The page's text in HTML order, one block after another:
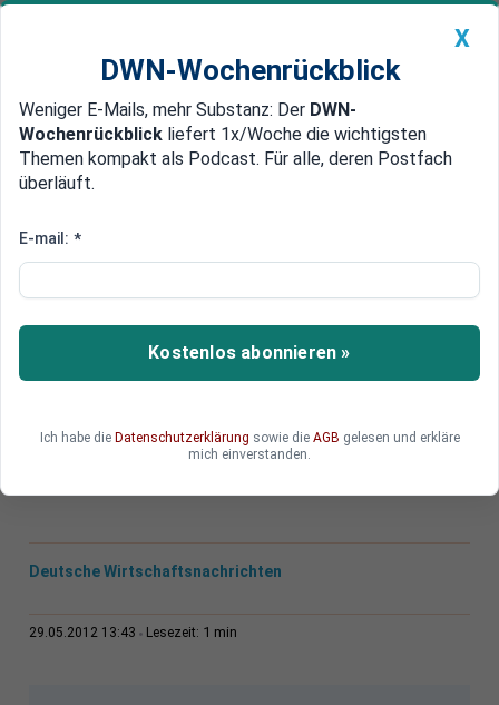
Newsticker MEIN DWN: Geldanlage Premium
Edelmetalle DWN-Magazin China
Vignette für Deutsche im Ausland „Selbstverständlichkeit“
Nun doch Pkw-Maut: Ramsauer
will Vignette einführen
Eine Vignette könnte helfen, das Straßennetz in
Aufregung um eine Autobahnabgabe versteht
Deutsche Wirtschaftsnachrichten
29.05.2012 13:43 Lesezeit: 1 min
X
DWN-Wochenrückblick
Weniger E-Mails, mehr Substanz: Der DWN-
Wochenrückblick liefert 1x/Woche die wichtigsten
Themen kompakt als Podcast. Für alle, deren Postfach
überläuft.
E-mail: *
Kostenlos abonnieren »
Ich habe die Datenschutzerklärung sowie die AGB gelesen und erkläre
mich einverstanden.